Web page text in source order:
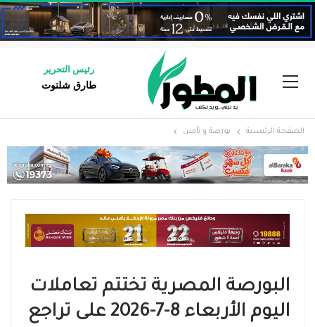
رئيس التحرير
طارق شلتوت
الصفحة الرئيسية بورصة و تأمين
البورصة المصرية تختتم تعاملات
اليوم الأربعاء 8-7-2026 على تراجع